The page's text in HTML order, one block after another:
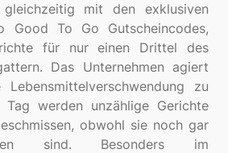
mit den exklusiven
Good To Go Gutscheincodes,
für nur einen Drittel des
Das Unternehmen agiert
zu
Tag werden unzählige Gerichte
obwohl sie noch gar
sind. Besonders im